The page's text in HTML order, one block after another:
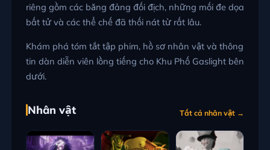
riêng gồm các băng đảng đối địch, những mối đe dọa
bất tử và các thể chế đã thối nát từ rất lâu.
Khám phá tóm tắt tập phim, hồ sơ nhân vật và thông
tin dàn diễn viên lồng tiếng cho Khu Phố Gaslight bên
dưới.
Nhân vật Tất cả nhân vật →